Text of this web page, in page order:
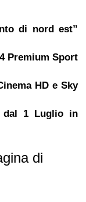
di nord est”
Premium Sport
HD e Sky
dal 1 Luglio in
di